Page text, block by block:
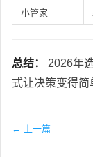
小管家
总结：
2026年
式让决策变得
← 上一篇